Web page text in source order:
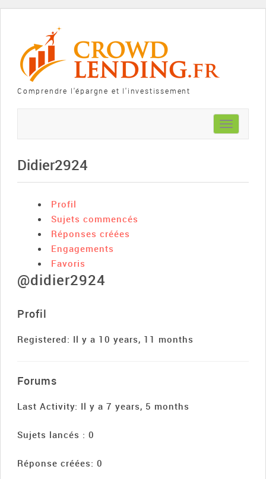
Comprendre l'épargne et l'investissement
Toggle
navigation
Didier2924
Profil
Sujets commencés
Réponses créées
Engagements
Favoris
@didier2924
Profil
Registered: Il y a 10 years, 11 months
Forums
Last Activity: Il y a 7 years, 5 months
Sujets lancés : 0
Réponse créées: 0